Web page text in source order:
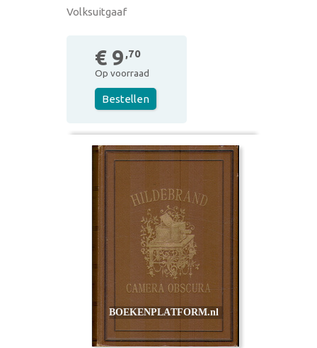
Volksuitgaaf
€ 9 ,70
Op voorraad
Bestellen